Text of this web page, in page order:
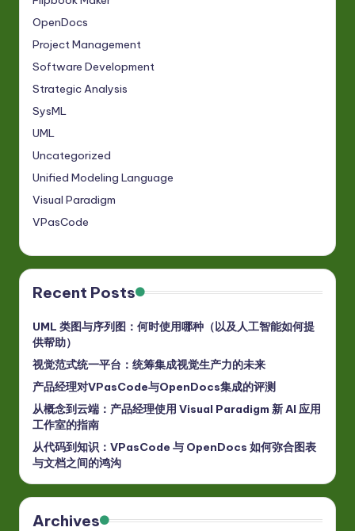
OpenDocs
Project Management
Software Development
Strategic Analysis
SysML
UML
Uncategorized
Unified Modeling Language
Visual Paradigm
VPasCode
Recent Posts
UML 类图与序列图：何时使用哪种（以及人工智能如何提
供帮助）
视觉范式统一平台：统筹集成视觉生产力的未来
产品经理对VPasCode与OpenDocs集成的评测
从概念到云端：产品经理使用 Visual Paradigm 新 AI 应用
工作室的指南
从代码到知识：VPasCode 与 OpenDocs 如何弥合图表
与文档之间的鸿沟
Archives